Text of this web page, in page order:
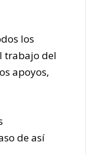
los
trabajo del
apoyos,
de así